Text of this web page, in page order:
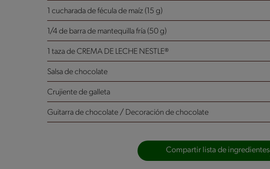
1 cucharada de fécula de maíz (15 g)
1/4 de barra de mantequilla fría (50 g)
1 taza de CREMA DE LECHE NESTLE®
Salsa de chocolate
Crujiente de galleta
Guitarra de chocolate / Decoración de chocolate
Compartir lista de ingredientes